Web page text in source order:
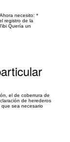
necesito: *
registro de la
Quería un
el de coberrura de
de herederos
que sea necesario